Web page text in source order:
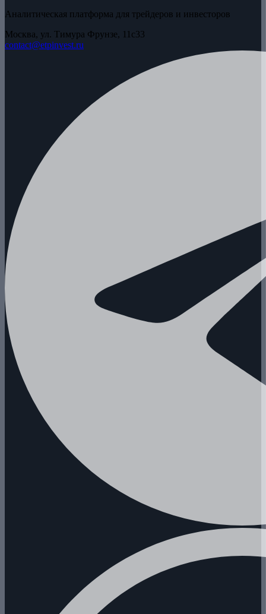
Аналитическая платформа для трейдеров и инвесторов
Москва, ул. Тимура Фрунзе, 11с33
contact@etpinvest.ru